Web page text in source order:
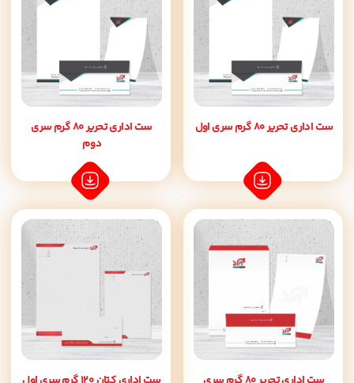
ست اداری تحریر 80 گرم سری اول
ست اداری تحریر 80 گرم سری
دوم